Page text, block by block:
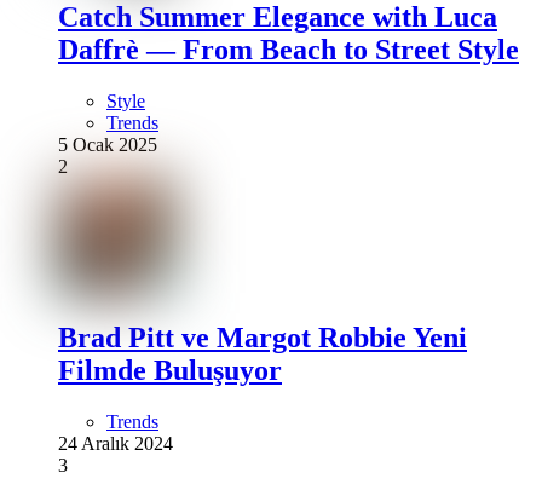
Catch Summer Elegance with Luca
Daffrè — From Beach to Street Style
Style
Trends
5 Ocak 2025
2
Brad Pitt ve Margot Robbie Yeni
Filmde Buluşuyor
Trends
24 Aralık 2024
3